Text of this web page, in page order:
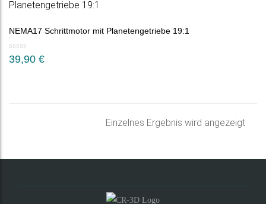
NEMA17 Schrittmotor mit Planetengetriebe 19:1
39,90 €
Einzelnes Ergebnis wird angezeigt